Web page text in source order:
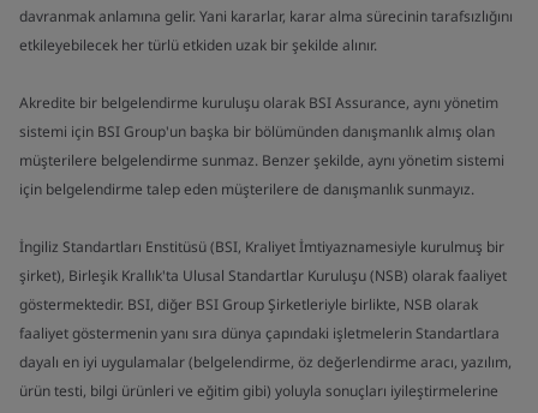
davranmak anlamına gelir. Yani kararlar, karar alma sürecinin tarafsızlığını
etkileyebilecek her türlü etkiden uzak bir şekilde alınır.
Akredite bir belgelendirme kuruluşu olarak BSI Assurance, aynı yönetim
sistemi için BSI Group'un başka bir bölümünden danışmanlık almış olan
müşterilere belgelendirme sunmaz. Benzer şekilde, aynı yönetim sistemi
için belgelendirme talep eden müşterilere de danışmanlık sunmayız.
İngiliz Standartları Enstitüsü (BSI, Kraliyet İmtiyaznamesiyle kurulmuş bir
şirket), Birleşik Krallık'ta Ulusal Standartlar Kuruluşu (NSB) olarak faaliyet
göstermektedir. BSI, diğer BSI Group Şirketleriyle birlikte, NSB olarak
faaliyet göstermenin yanı sıra dünya çapındaki işletmelerin Standartlara
dayalı en iyi uygulamalar (belgelendirme, öz değerlendirme aracı, yazılım,
ürün testi, bilgi ürünleri ve eğitim gibi) yoluyla sonuçları iyileştirmelerine